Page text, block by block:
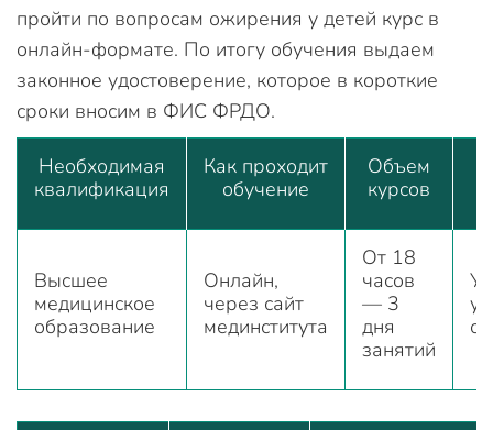
пройти по вопросам ожирения у детей курс в
онлайн-формате. По итогу обучения выдаем
законное удостоверение, которое в короткие
сроки вносим в ФИС ФРДО.
Необходимая
квалификация
Как проходит
обучение
Объем
курсов
Высшее
медицинское
образование
Онлайн,
через сайт
мединститута
От 18
часов
— 3
дня
занятий